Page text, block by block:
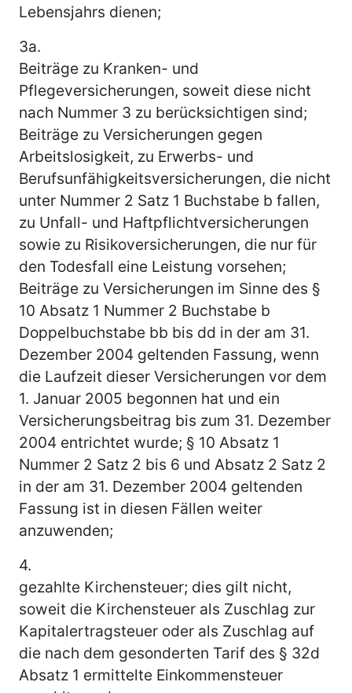
Lebensjahrs dienen;
3a.
Beiträge zu Kranken- und
Pflegeversicherungen, soweit diese nicht
nach Nummer 3 zu berücksichtigen sind;
Beiträge zu Versicherungen gegen
Arbeitslosigkeit, zu Erwerbs- und
Berufsunfähigkeitsversicherungen, die nicht
unter Nummer 2 Satz 1 Buchstabe b fallen,
zu Unfall- und Haftpflichtversicherungen
sowie zu Risikoversicherungen, die nur für
den Todesfall eine Leistung vorsehen;
Beiträge zu Versicherungen im Sinne des §
10 Absatz 1 Nummer 2 Buchstabe b
Doppelbuchstabe bb bis dd in der am 31.
Dezember 2004 geltenden Fassung, wenn
die Laufzeit dieser Versicherungen vor dem
1. Januar 2005 begonnen hat und ein
Versicherungsbeitrag bis zum 31. Dezember
2004 entrichtet wurde; § 10 Absatz 1
Nummer 2 Satz 2 bis 6 und Absatz 2 Satz 2
in der am 31. Dezember 2004 geltenden
Fassung ist in diesen Fällen weiter
anzuwenden;
4.
gezahlte Kirchensteuer; dies gilt nicht,
soweit die Kirchensteuer als Zuschlag zur
Kapitalertragsteuer oder als Zuschlag auf
die nach dem gesonderten Tarif des § 32d
Absatz 1 ermittelte Einkommensteuer